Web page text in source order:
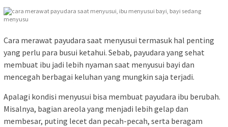
Cara merawat payudara saat menyusui termasuk hal penting
yang perlu para busui ketahui. Sebab, payudara yang sehat
membuat ibu jadi lebih nyaman saat menyusui bayi dan
mencegah berbagai keluhan yang mungkin saja terjadi.
Apalagi kondisi menyusui bisa membuat payudara ibu berubah.
Misalnya, bagian areola yang menjadi lebih gelap dan
membesar, puting lecet dan pecah-pecah, serta beragam